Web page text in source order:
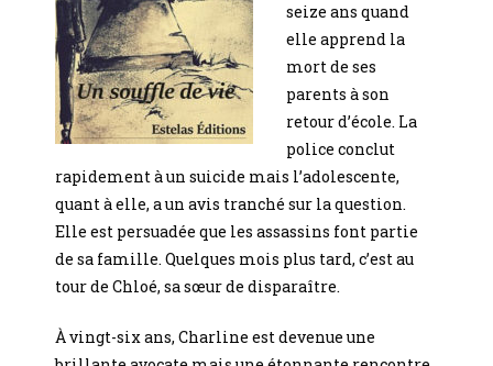
seize ans quand
elle apprend la
mort de ses
parents à son
retour d’école. La
police conclut
rapidement à un suicide mais l’adolescente,
quant à elle, a un avis tranché sur la question.
Elle est persuadée que les assassins font partie
de sa famille. Quelques mois plus tard, c’est au
tour de Chloé, sa sœur de disparaître.
À vingt-six ans, Charline est devenue une